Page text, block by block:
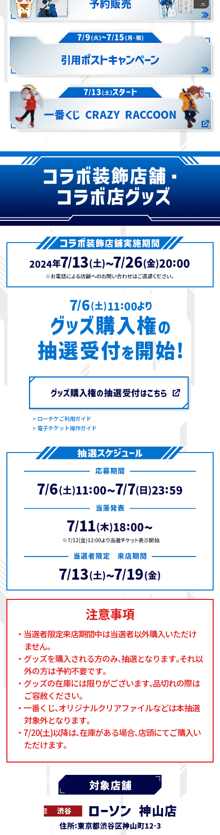
> ローチケご利用ガイド
> 電子チケット操作ガイド
注意事項
・当選者限定来店期間中は当選者以外購入いただけ
ません｡
・グッズを購入される方のみ､抽選となります｡それ以
外の方は予約不要です｡
・グッズの在庫には限りがございます｡品切れの際は
ご容赦ください｡
・一番くじ､オリジナルクリアファイルなどは本抽選
対象外となります｡
・7/20(土)以降は､在庫がある場合､店頭にてご購入い
ただけます｡